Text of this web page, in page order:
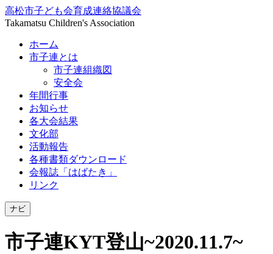
高松市子ども会育成連絡協議会
Takamatsu Children's Association
ホーム
市子連とは
市子連組織図
安全会
年間行事
お知らせ
各大会結果
文化部
活動報告
各種書類ダウンロード
会報誌「はばたき」
リンク
ナビ
市子連KYT登山~2020.11.7~